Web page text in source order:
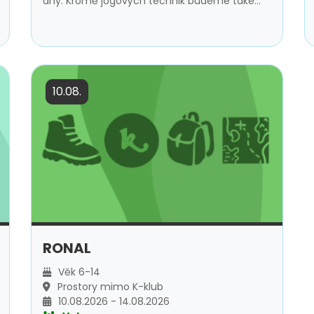
vhodné jak pro úplné začátečníky, tak pro
10.08.
RONAL
Věk 6-14
Prostory mimo K-klub
10.08.2026 - 14.08.2026